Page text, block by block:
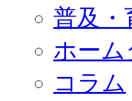
ジュニアユース
ユース
練習拠点（ナラ
SCHOOL
CLUB
パートナー募集
クラブ理念
普及・
ホーム
コラム